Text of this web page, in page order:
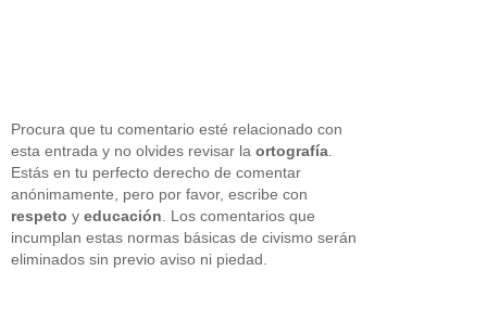
Procura que tu comentario esté relacionado con
esta entrada y no olvides revisar la ortografía
Estás en tu perfecto derecho de comentar
anónimamente, pero por favor, escribe con
respeto y educación . Los comentarios que
incumplan estas normas básicas de civismo serán
eliminados sin previo aviso ni piedad.